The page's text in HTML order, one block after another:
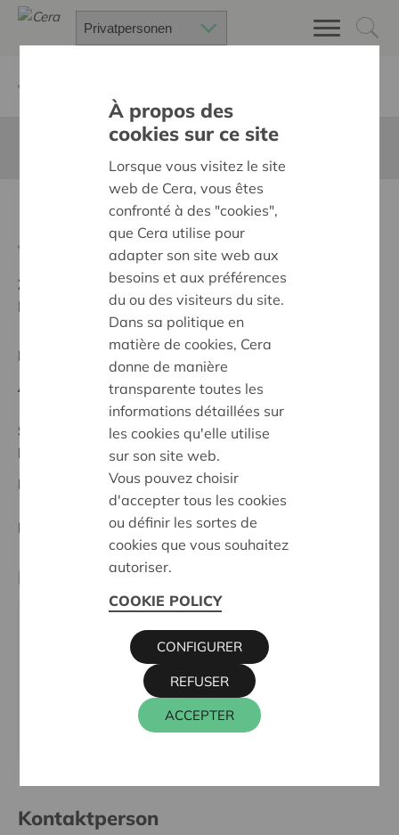
MUSIC HOME 2025 PLUS
Ziel:
Une société solidaire et respectueuse, sans
barrières
Regionales Projekt
Anfangsdatum:16/10/2024
Stand :
Complete
Brugge
Datum:
16/10/2024
Entscheidung:Approved
Partner
CREA THERA INTERNATIONAL, LEOPOLD
DEBRUYNESTRAAT 19, 8310 BRUGGE
050 35 69 58
0471 55 08 22
www.creatherainternational.com
Kontaktperson
À propos des
cookies sur ce site
Lorsque vous visitez le site
web de Cera, vous êtes
confronté à des "cookies",
que Cera utilise pour
adapter son site web aux
besoins et aux préférences
du ou des visiteurs du site.
Dans sa politique en
matière de cookies, Cera
donne de manière
transparente toutes les
informations détaillées sur
les cookies qu'elle utilise
sur son site web.
Vous pouvez choisir
d'accepter tous les cookies
ou définir les sortes de
cookies que vous souhaitez
autoriser.
COOKIE POLICY
ACCEPTER
REFUSER
CONFIGURER